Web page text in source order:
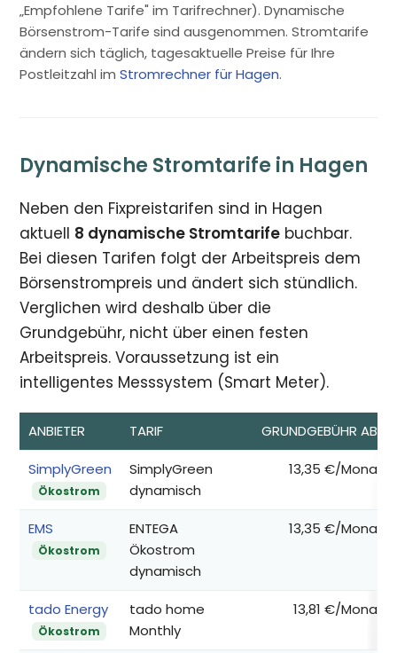
„Empfohlene Tarife" im Tarifrechner). Dynamische
Börsenstrom-Tarife sind ausgenommen. Stromtarife
ändern sich täglich, tagesaktuelle Preise für Ihre
Postleitzahl imStromrechner für Hagen.
Dynamische Stromtarife in Hagen
Neben den Fixpreistarifen sind in Hagen
aktuell 8 dynamische Stromtarife buchbar.
Bei diesen Tarifen folgt der Arbeitspreis dem
Börsenstrompreis und ändert sich stündlich.
Verglichen wird deshalb über die
Grundgebühr, nicht über einen festen
Arbeitspreis. Voraussetzung ist ein
intelligentes Messsystem (Smart Meter).
ANBIETER TARIF GRUNDGEBÜHR AB*
SimplyGreen
Ökostrom
SimplyGreen
dynamisch
13,35 €/Monat
EMS
Ökostrom
ENTEGA
Ökostrom
dynamisch
13,35 €/Monat
tado Energy
Ökostrom
tado home
Monthly
13,81 €/Monat